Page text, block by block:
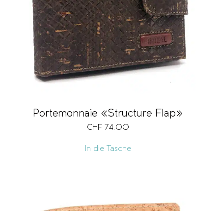
Portemonnaie «Structure Flap»
CHF 74.00
In die Tasche